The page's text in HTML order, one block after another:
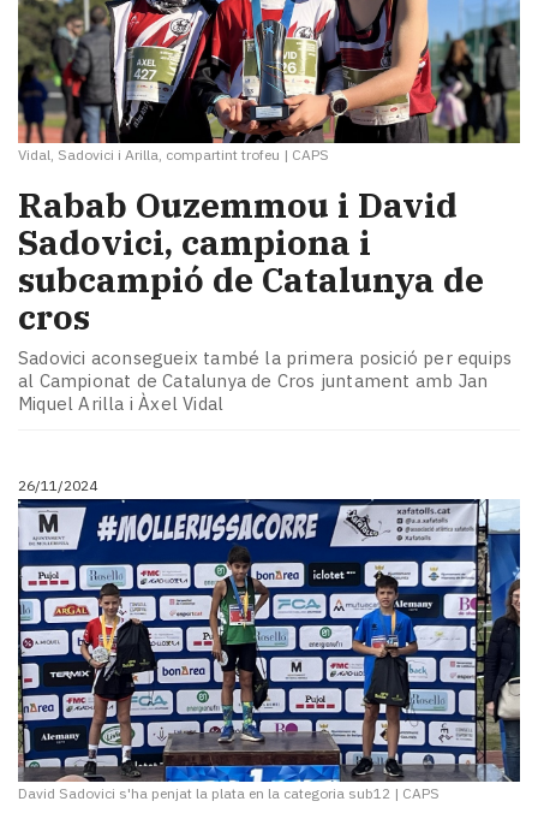
Vidal, Sadovici i Arilla, compartint trofeu | CAPS
Rabab Ouzemmou i David
Sadovici, campiona i
subcampió de Catalunya de
cros
Sadovici aconsegueix també la primera posició per equips
al Campionat de Catalunya de Cros juntament amb Jan
Miquel Arilla i Àxel Vidal
26/11/2024
David Sadovici s'ha penjat la plata en la categoria sub12 | CAPS